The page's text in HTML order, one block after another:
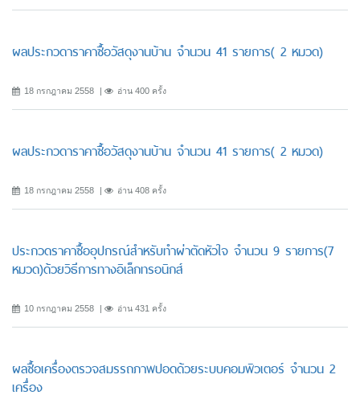
ผลประกวดาราคาซื้อวัสดุงานบ้าน จำนวน 41 รายการ( 2 หมวด)
18 กรกฎาคม 2558 อ่าน 400 ครั้ง
ผลประกวดาราคาซื้อวัสดุงานบ้าน จำนวน 41 รายการ( 2 หมวด)
18 กรกฎาคม 2558 อ่าน 408 ครั้ง
ประกวดราคาซื้ออุปกรณ์สำหรับทำผ่าตัดหัวใจ จำนวน 9 รายการ(7
หมวด)ด้วยวิธีการทางอิเล็กทรอนิกส์
10 กรกฎาคม 2558 อ่าน 431 ครั้ง
ผลซื้อเครื่องตรวจสมรรถภาพปอดด้วยระบบคอมพิวเตอร์ จำนวน 2
เครื่อง